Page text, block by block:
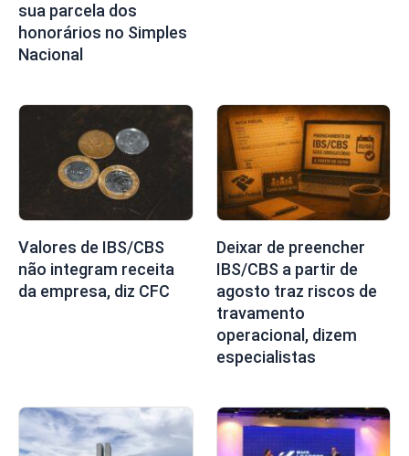
sua parcela dos
honorários no Simples
Nacional
Valores de IBS/CBS
não integram receita
da empresa, diz CFC
Deixar de preencher
IBS/CBS a partir de
agosto traz riscos de
travamento
operacional, dizem
especialistas